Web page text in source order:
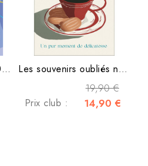
Cahier de vacances 2026 La...
Les souvenirs oubliés ne...
19,90 €
Prix club : 14,90 €